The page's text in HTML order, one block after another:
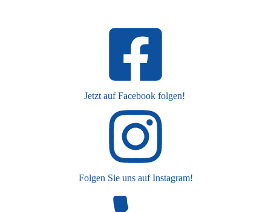
Jetzt auf Facebook folgen!
Folgen Sie uns auf Instagram!